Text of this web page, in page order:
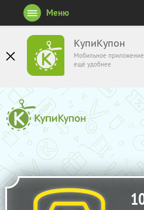
КупиКупон
Мобильное приложение
ещё удобнее
Меню